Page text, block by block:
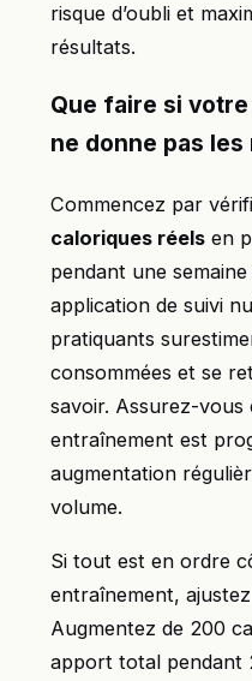
risque d’oubli et
résultats.
Que faire si
ne donne pas
Commencez par
caloriques réels en
pendant une
application de suivi
pratiquants
consommées et se
savoir. Assurez-
entraînement est
augmentation
volume.
Si tout est en ordre
entraînement,
Augmentez de 200
apport total pendant